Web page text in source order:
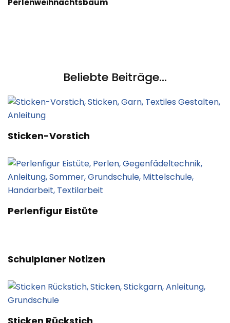
Perlenweihnachtsbaum
Beliebte Beiträge...
Sticken-Vorstich
Perlenfigur Eistüte
Schulplaner Notizen